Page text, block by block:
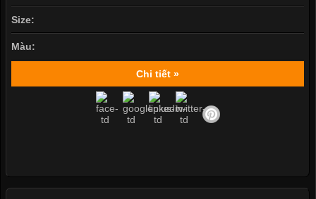
Size:
Màu:
Chi tiết »